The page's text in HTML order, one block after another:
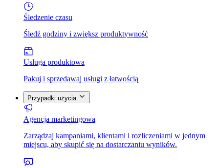
Śledzenie czasu
Śledź godziny i zwiększ produktywność
Usługa produktowa
Pakuj i sprzedawaj usługi z łatwością
Przypadki użycia
Agencja marketingowa
Zarządzaj kampaniami, klientami i rozliczeniami w jednym
miejscu, aby skupić się na dostarczaniu wyników.